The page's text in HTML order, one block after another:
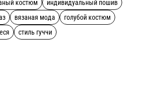
костюм
индивидуальный пошив
вязаная мода
голубой костюм
стиль гуччи